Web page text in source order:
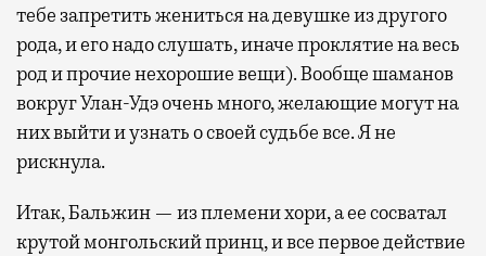
тебе запретить жениться на девушке из другого
рода, и его надо слушать, иначе проклятие на весь
род и прочие нехорошие вещи). Вообще шаманов
вокруг Улан-Удэ очень много, желающие могут на
них выйти и узнать о своей судьбе все. Я не
рискнула.
Итак, Бальжин — из племени хори, а ее сосватал
крутой монгольский принц, и все первое действие